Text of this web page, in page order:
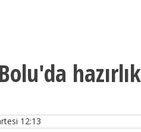
12:13